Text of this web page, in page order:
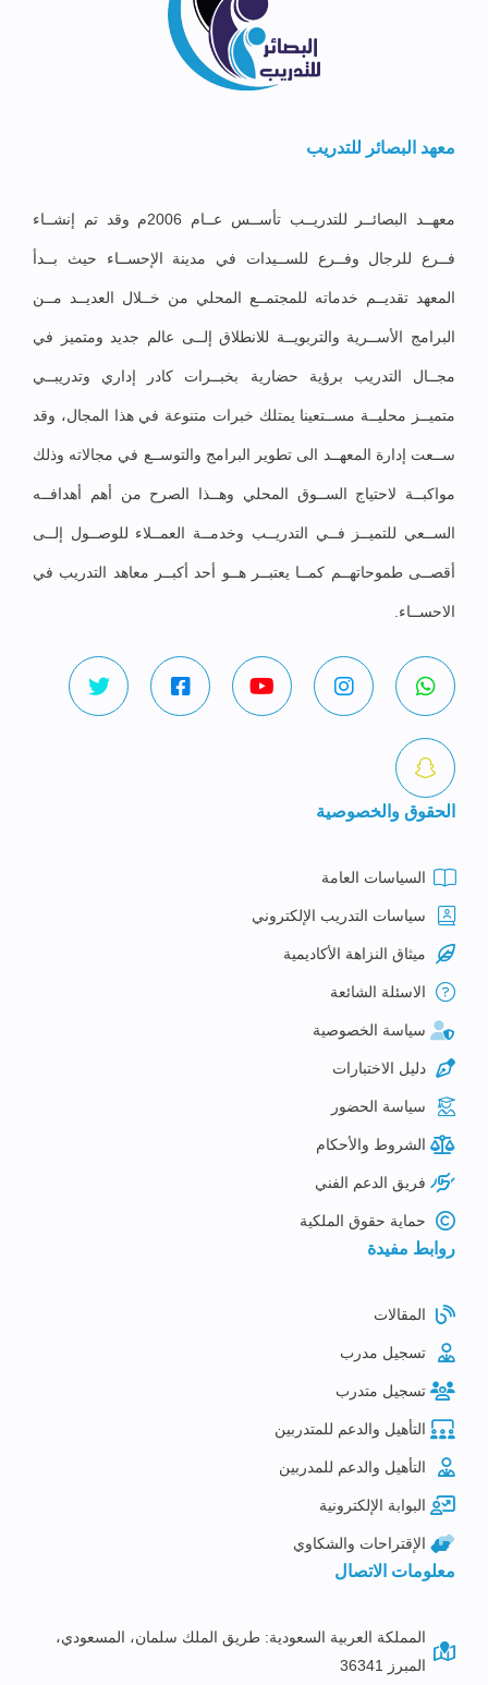
معهد البصائر للتدريب
معهــد البصائــر للتدريــب تأســس عــام 2006م وقد تم إنشــاء
فــرع للرجال وفــرع للســيدات في مدينة الإحســاء حيث بــدأ
المعهد تقديــم خدماته للمجتمــع المحلي من خــلال العديــد مــن
البرامج الأســرية والتربويــة للانطلاق إلــى عالم جديد ومتميز في
مجــال التدريب برؤية حضارية بخبــرات كادر إداري وتدريبــي
متميــز محليــة مســتعينا يمتلك خبرات متنوعة في هذا المجال، وقد
ســعت إدارة المعهــد الى تطوير البرامج والتوســع في مجالاته وذلك
مواكبــة لاحتياج الســوق المحلي وهــذا الصرح من أهم أهدافــه
الســعي للتميــز فــي التدريــب وخدمــة العمــلاء للوصــول إلــى
أقصــى طموحاتهــم كمــا يعتبــر هــو أحد أكبــر معاهد التدريب في
الاحســاء.
الحقوق والخصوصية
السياسات العامة
سياسات التدريب الإلكتروني
ميثاق النزاهة الأكاديمية
الاسئلة الشائعة
سياسة الخصوصية
دليل الاختبارات
سياسة الحضور
الشروط والأحكام
فريق الدعم الفني
حماية حقوق الملكية
روابط مفيدة
المقالات
تسجيل مدرب
تسجيل متدرب
التأهيل والدعم للمتدربين
التأهيل والدعم للمدربين
البوابة الإلكترونية
الإقتراحات والشكاوي
معلومات الاتصال
المملكة العربية السعودية: طريق الملك سلمان، المسعودي،
المبرز 36341